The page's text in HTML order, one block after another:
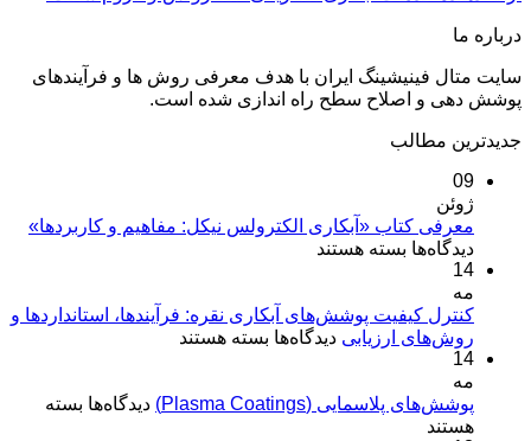
درباره ما
سایت متال فینیشینگ ایران با هدف معرفی روش ها و فرآیندهای
پوشش دهی و اصلاح سطح راه اندازی شده است.
جدیدترین مطالب
09
ژوئن
معرفی کتاب «آبکاری الکترولس نیکل: مفاهیم و کاربردها»
دیدگاه‌ها برای
«آبکاری
الکترولس
و
بسته هستند
14
مه
کنترل کیفیت پوشش‌های آبکاری نقره: فرآیندها، استانداردها و
روش‌های ارزیابی دیدگاه‌ها برای
پوشش‌های
بسته هستند
14
مه
پوشش‌های پلاسمایی (Plasma Coatings)
دیدگاه‌ها برای
بسته
هستند